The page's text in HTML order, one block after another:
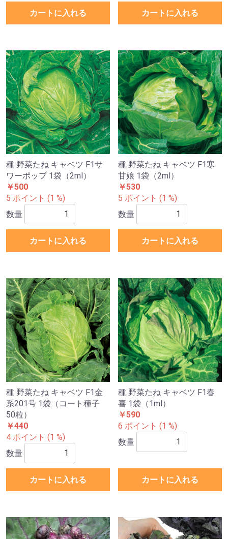
カートに入れる カートに入れる
種 野菜たね キャベツ F1サ
ワーポップ 1袋（2ml）
￥500
5 ポイント (1 %)
数量
カートに入れる
種 野菜たね キャベツ F1寒
甘娘 1袋（2ml）
￥530
5 ポイント (1 %)
数量
カートに入れる
種 野菜たね キャベツ F1金
系201号 1袋（コート種子
50粒）
￥440
4 ポイント (1 %)
数量
カートに入れる
種 野菜たね キャベツ F1春
喜 1袋（1ml）
￥590
6 ポイント (1 %)
数量
カートに入れる